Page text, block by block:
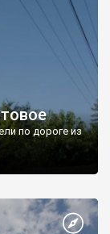
по дороге из